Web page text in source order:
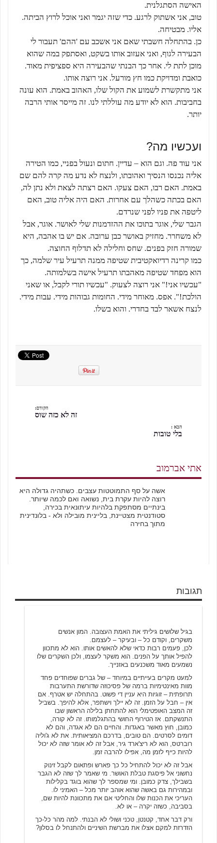
האישה הסתגלנית.
טוב, אני אשתוק לרגע. כדי שזה יגמר ואני אוכל לרוץ הביתה.
אליו. מבטיחה.
כן. בהתחלה חשבתי שאם אני אשכב עם 'ההם' תעבור לי
הבעירה לגוף, ואני אעזוב אותו בשקט, ואסתפק במה שהוא
מוכן לתת לי. אחר כך הבנתי שהבעירה היא ספציפית מאוד.
כואבת ומדויקת כמו חץ מורעל. אני רוצה אותו.
אני מתקשרת לשמוע את הקול שלו, האהוב באמת. הוא עונה
בחביבות. הוא לא יודע מה עוללתי לנו. זה מייסר אותי הרבה
יותר.
ועכשיו מה?
אני עוד פה. וגם הוא – עדיין. חתום ונעול בפניי, כמו הטירה
אליה נכנסו הנסיך ואהובתו, ולנצח לא נדע מה קרה להם שם
באמת. האם רבו, האם צעקו. האם רצתה לצאת ולא נתן לה,
האם בכתה כשהלך עם אחרות. האם היה אליה טוב, האם
ליטפה את פניו לפני שנרדם.
הגבר שלי, אוגר בתוכו את ההזדמנות שלי לאושר. אוגר, אבל
לא משחרר. מחזיק באושר כבן ערובה. אם יש בו אהבה, היא
שמורה חזק בפנים. שחס וחלילה לא תדלוף החוצה.
כמו קרינה רדיואקטיבית שטיפה ממנה תרעיל עיר שלמה, כך
הוא מפחד שטיפה מאהבתו תרעיל אישה בשלמותה.
"עכשיו אני!" אני רוצה לצעוק. "עכשיו תורי לקבל, או שאני
הולכת!". אפס. מאוחר מידי. החומות גבוהות מידי. עבות מידי.
לנצח אשאר לבד בחדרי. והוא בשלו.
הקודם:
זה לא כזה שוס
הבא :
בלי טובות
אתי אברמוב
אשה על סף התמוטטות עצבים. כשתהיה גדולה היא
רוצה להיות עקרת בית, נשואה ואם לכמה שיותר.
בינתיים מסתפקת בלהיות עיתונאית בכירה,
סטודנטית מצטיינת, בליינית מובילה ולא - בלונדינית
מתוך בחירה
תגובות
בגיל שלושים גיליתי את האמת העצובה. המון אנשים
משקרים, וקודם כל – ובעיקר – לעצמם.
לכן, פעמים רבות כדאי שלא להאשים אותו. הוא לא מתכוון
להפיל אותך על הפנים. הוא משקר לעצמו, ולכן השקרים שלו
נשמעים מאוד משכנעים באזנייך.
למעט מקרים בעייתיים במיוחד – של גברים שפוחדים פחד
מוות מאינטימיות ברמה של פסיכוזה שדורשת התערבות
תרופתית – זוגיות היא עניין די פשוט. בהתחלה יש אטרף. אם
אין – חבל על הזמן. זה לא יילך וישתפר, אלא להיפך. בשביל
זה המצב האופטימלי הוא להתחתן בלילה הראשון שבו
התנשקתם. אז הטירוף החושי בהתגלמותו. זה לא קורה,
כמובן, חוץ מאשר באגדות. והחיים הם לא אגדה, והם לא
דומים לסרטים. הם טובים, בדרכם המציאותית. את לא ג'וליה
רוברטס, הוא לא ריצ'ארד גיר, אבל זה לא אומר שזה לא יכול
להיות כייף לזמן מה, אפילו להרבה זמן.
אבל זה לא יכול להתחיל כל כך פארש ופתאום לקבל זינוק
נחשוני אל פיסגת טבלת האושר. מי שאמר לך שזה לא הגבר
בשבילך, צדק כמובן. ומי שמספר לך שהוא בוגד בקלילות
ובמהירות גם באשה שהוא אוהב יותר מכל – האמיני לו.
העריכי את הכנות שלו והחליטי אם את מתכוונת להיות שם,
בסביבה, כשזה יקרה – או לא.
ורק דבר אחד, קטנטן, טכני ושולי לא הבנתי. למה מהר כל-כך
הזדרזת למקם אצלו את מברשת השיניים ולהתנחל לו בסלון?